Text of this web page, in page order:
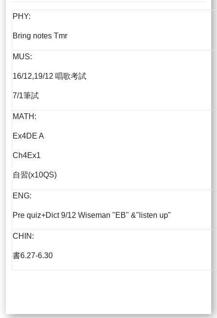
PHY:
Bring notes Tmr
MUS:
16/12,19/12 唱歌考試
7/1筆試
MATH:
Ex4DE A
Ch4Ex1
自習(x10QS)
ENG:
Pre quiz+Dict 9/12 Wiseman "EB" &"listen up"
CHIN:
書6.27-6.30